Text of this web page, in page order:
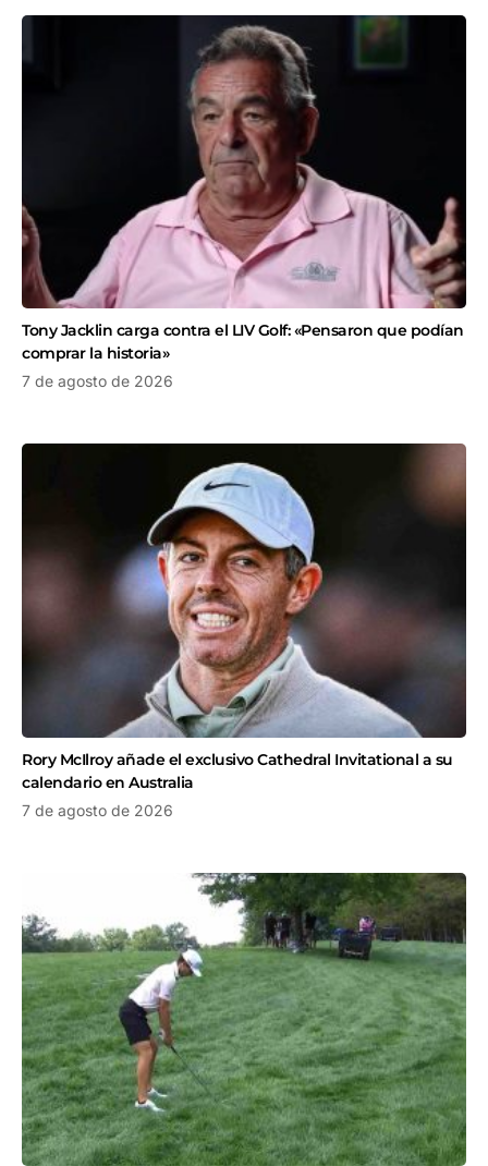
Tony Jacklin carga contra el LIV Golf: «Pensaron que podían
comprar la historia»
7 de agosto de 2026
Rory McIlroy añade el exclusivo Cathedral Invitational a su
calendario en Australia
7 de agosto de 2026